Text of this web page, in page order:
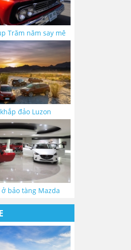
Trăm năm say mê
đảo Luzon
bảo tàng Mazda